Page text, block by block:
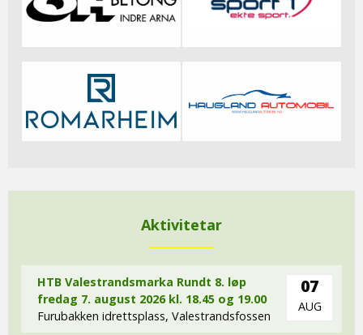
Aktivitetar
HTB Valestrandsmarka Rundt 8. løp
fredag 7. august 2026 kl. 18.45 og 19.00
Furubakken idrettsplass, Valestrandsfossen
07
AUG